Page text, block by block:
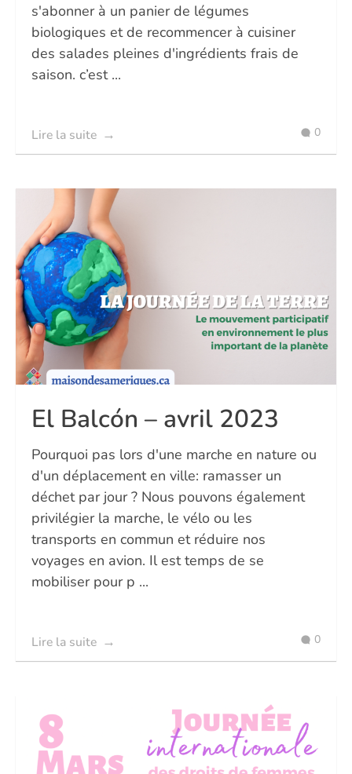
s'abonner à un panier de légumes
biologiques et de recommencer à cuisiner
des salades pleines d'ingrédients frais de
saison. c’est ...
Lire la suite 0
El Balcón – avril 2023
Pourquoi pas lors d'une marche en nature ou
d'un déplacement en ville: ramasser un
déchet par jour ? Nous pouvons également
privilégier la marche, le vélo ou les
transports en commun et réduire nos
voyages en avion. Il est temps de se
mobiliser pour p ...
Lire la suite 0